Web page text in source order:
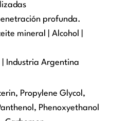
profunda.
mineral | Alcohol |
| Industria Argentina
Propylene Glycol,
Phenoxyethanol